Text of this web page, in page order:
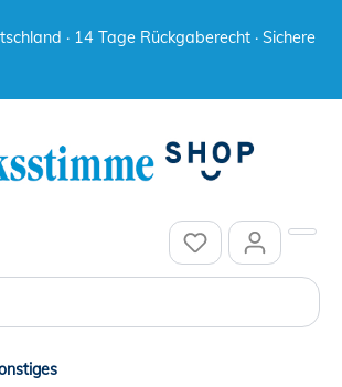
· 14 Tage Rückgaberecht · Sichere